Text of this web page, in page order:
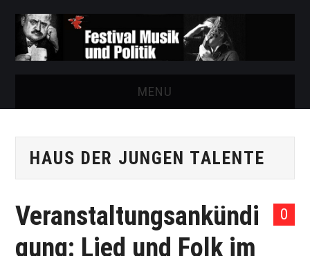
MENU
FESTIVAL
HAUS DER JUNGEN TALENTE
0
Veranstaltungsankündi
gung: Lied und Folk im